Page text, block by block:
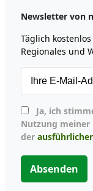
Newsletter von
Täglich
Regionales und
Nutzung meiner
der
Absenden